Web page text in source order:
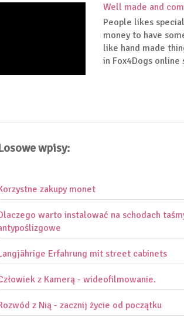
Well made and
People likes
money to have
like hand made
in Fox4Dogs
wpisy:
zakupy monet
warto instalować na schodach
Erfahrung mit street cabinets
z Kamerą - wideofilmowanie.
z Nią - zacznij życie od początku